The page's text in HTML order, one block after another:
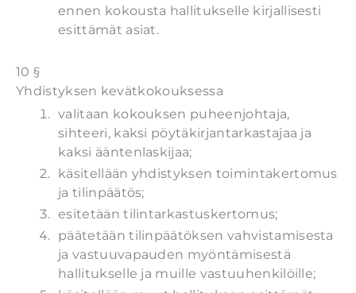
ennen kokousta hallitukselle kirjallisesti
esittämät asiat.
10 §
Yhdistyksen kevätkokouksessa
valitaan kokouksen puheenjohtaja,
sihteeri, kaksi pöytäkirjantarkastajaa ja
kaksi ääntenlaskijaa;
käsitellään yhdistyksen toimintakertomus
ja tilinpäätös;
esitetään tilintarkastuskertomus;
päätetään tilinpäätöksen vahvistamisesta
ja vastuuvapauden myöntämisestä
hallitukselle ja muille vastuuhenkilöille;